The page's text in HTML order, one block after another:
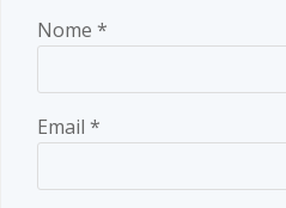
Nome *
Email *